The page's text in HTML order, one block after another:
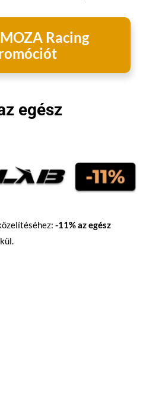
Racing
egész
-11% az egész